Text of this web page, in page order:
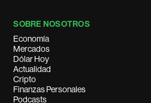
SOBRE NOSOTROS
Economía
Mercados
Dólar Hoy
Actualidad
Cripto
Finanzas Personales
Podcasts